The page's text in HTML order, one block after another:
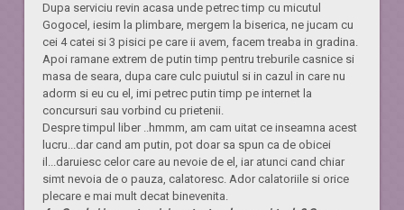
Dupa serviciu revin acasa unde petrec timp cu micutul
Gogocel, iesim la plimbare, mergem la biserica, ne jucam cu
cei 4 catei si 3 pisici pe care ii avem, facem treaba in gradina.
Apoi ramane extrem de putin timp pentru treburile casnice si
masa de seara, dupa care culc puiutul si in cazul in care nu
adorm si eu cu el, imi petrec putin timp pe internet la
concursuri sau vorbind cu prietenii.
Despre timpul liber ..hmmm, am cam uitat ce inseamna acest
lucru...dar cand am putin, pot doar sa spun ca de obicei
il...daruiesc celor care au nevoie de el, iar atunci cand chiar
simt nevoia de o pauza, calatoresc. Ador calatoriile si orice
plecare e mai mult decat binevenita.